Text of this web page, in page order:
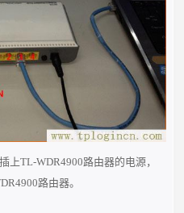
上TL-WDR4900路由器的电源，
路由器。